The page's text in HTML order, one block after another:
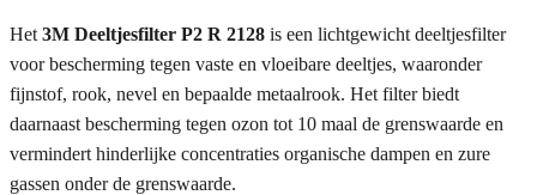
Het 3M Deeltjesfilter P2 R 2128 is een lichtgewicht deeltjesfilter
voor bescherming tegen vaste en vloeibare deeltjes, waaronder
fijnstof, rook, nevel en bepaalde metaalrook. Het filter biedt
daarnaast bescherming tegen ozon tot 10 maal de grenswaarde en
vermindert hinderlijke concentraties organische dampen en zure
gassen onder de grenswaarde.